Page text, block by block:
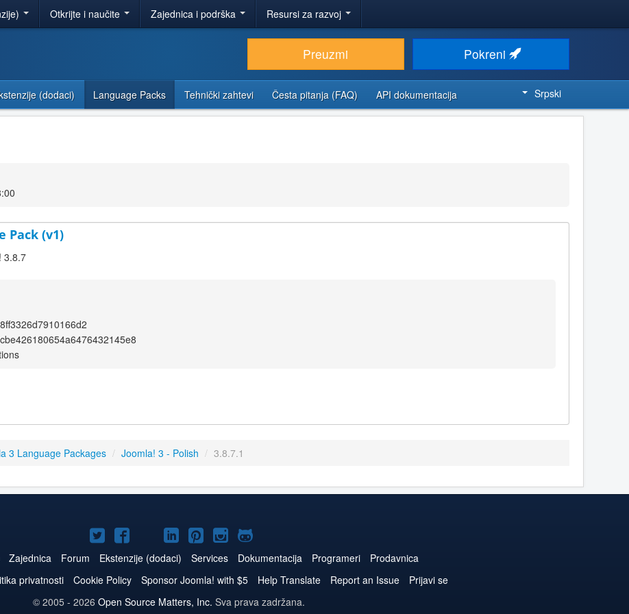
Otkrijte i naučite Zajednica i podrška Resursi za razvoj
Preuzmi Pokreni
(dodaci) Language Packs Tehnički zahtevi Česta pitanja (FAQ) API dokumentacija Srpski
Pack (v1)
3.8.7
3 Language Packages / Joomla! 3 - Polish / 3.8.7.1
Joomla!
na
Twitteru
Joomla!
na
Facebooku
Joomla!
na
YouTube
Joomla!
naLinkedIn
Joomla!
na
Pinterest
Joomla!
na
Instagram
Joomla!
na
GitHub
Zajednica Forum Ekstenzije (dodaci) Services Dokumentacija Programeri
Prodavnica
privatnosti Cookie Policy Sponsor Joomla! with $5 Help Translate Report an Issue
Prijavi se
© 2005 - 2026 Open Source Matters, Inc. Sva prava zadržana.